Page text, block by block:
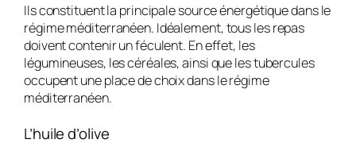
Ils constituent la principale source énergétique dans le
régime méditerranéen. Idéalement, tous les repas
doivent contenir un féculent. En effet, les
légumineuses, les céréales, ainsi que les tubercules
occupent une place de choix dans le régime
méditerranéen.
L’huile d’olive